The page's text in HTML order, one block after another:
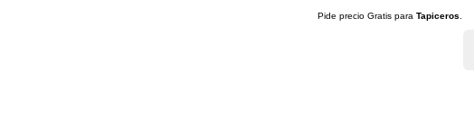
Pide precio Gratis para Tapiceros